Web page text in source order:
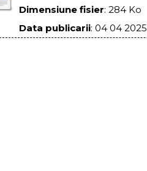
Dimensiune fisier: 284 Ko
Data publicarii: 04 04 2025